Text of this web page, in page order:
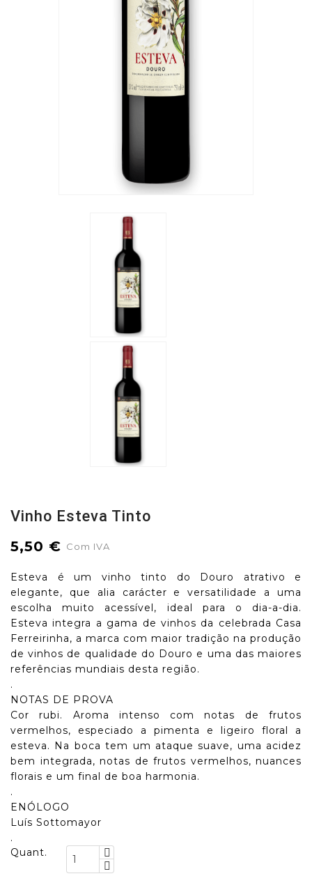
Vinho Esteva Tinto
5,50 € Com IVA
Esteva é um vinho tinto do Douro atrativo e
elegante, que alia carácter e versatilidade a uma
escolha muito acessível, ideal para o dia-a-dia.
Esteva integra a gama de vinhos da celebrada Casa
Ferreirinha, a marca com maior tradição na produção
de vinhos de qualidade do Douro e uma das maiores
referências mundiais desta região.
.
NOTAS DE PROVA
Cor rubi. Aroma intenso com notas de frutos
vermelhos, especiado a pimenta e ligeiro floral a
esteva. Na boca tem um ataque suave, uma acidez
bem integrada, notas de frutos vermelhos, nuances
florais e um final de boa harmonia.
.
ENÓLOGO
Luís Sottomayor
.
Quant.